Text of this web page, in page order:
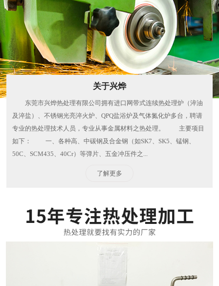
关于兴烨
东莞市兴烨热处理有限公司拥有进口网带式连续热处理炉（淬油
及淬盐）、不锈钢光亮淬火炉、QPQ盐浴炉及气体氮化炉多台，聘请
专业的热处理技术人员，专业从事金属材料之热处理。 主要项目
如下： 一、各种高、中碳钢及合金钢（如SK7、SK5、锰钢、
50C、SCM435、40Cr）等弹片、五金冲压件之...
了解更多